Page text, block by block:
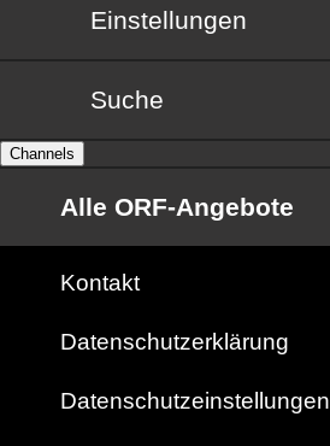
Einstellungen
Suche
Channels
Alle ORF-Angebote
Kontakt
Datenschutzerklärung
Datenschutzeinstellungen